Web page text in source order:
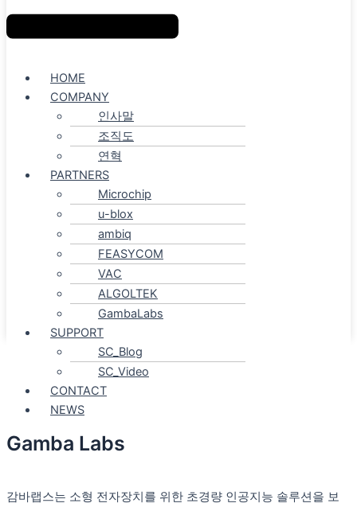
HOME
COMPANY
인사말
조직도
연혁
PARTNERS
Microchip
u-blox
ambiq
FEASYCOM
VAC
ALGOLTEK
GambaLabs
SUPPORT
SC_Blog
SC_Video
CONTACT
NEWS
Gamba Labs
감바랩스는 소형 전자장치를 위한 초경량 인공지능 솔루션을 보